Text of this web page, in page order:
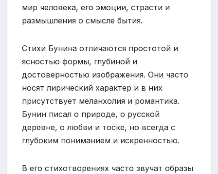
мир человека, его эмоции, страсти и
размышления о смысле бытия.
Стихи Бунина отличаются простотой и
ясностью формы, глубиной и
достоверностью изображения. Они часто
носят лирический характер и в них
присутствует меланхолия и романтика.
Бунин писал о природе, о русской
деревне, о любви и тоске, но всегда с
глубоким пониманием и искренностью.
В его стихотворениях часто звучат образы